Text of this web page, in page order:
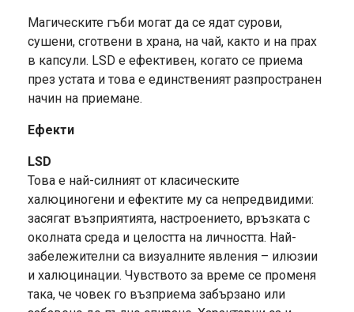
Магическите гъби могат да се ядат сурови,
сушени, сготвени в храна, на чай, както и на прах
в капсули. LSD е ефективен, когато се приема
през устата и това е единственият разпространен
начин на приемане.
Ефекти
LSD
Това е най-силният от класическите
халюциногени и ефектите му са непредвидими:
засягат възприятията, настроението, връзката с
околната среда и целостта на личността. Най-
забележителни са визуалните явления – илюзии
и халюцинации. Чувството за време се променя
така, че човек го възприема забързано или